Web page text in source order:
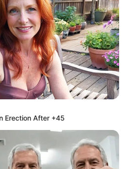
Erection After +45